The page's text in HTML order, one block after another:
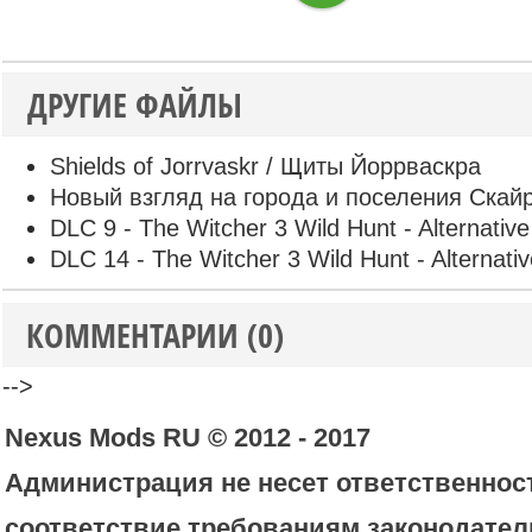
ДРУГИЕ ФАЙЛЫ
Shields of Jorrvaskr / Щиты Йоррваскра
Новый взгляд на города и поселения
DLC 9 - The Witcher 3 Wild Hunt -
DLC 14 - The Witcher 3 Wild Hunt -
КОММЕНТАРИИ (0)
-->
Nexus Mods RU © 2012 - 2017
Администрация не несет